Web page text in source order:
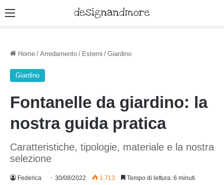
Menu
Home / Arredamento / Esterni / Giardino
Giardino
Fontanelle da giardino: la
nostra guida pratica
Caratteristiche, tipologie, materiale e la nostra
selezione
Federica 30/08/2022 1.713 Tempo di lettura: 6 minuti